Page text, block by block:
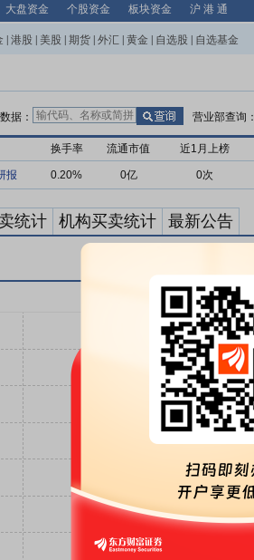
大盘资金 个股资金 板块资金 沪 港 通
港股 美股 期货 外汇 黄金 自选股 自选基金
据： 营业部查询：
换手率 流通市值 近1月上榜
报 0.20% 0亿 0次
统计 机构买卖统计 最新公告